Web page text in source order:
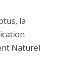
la
Naturel